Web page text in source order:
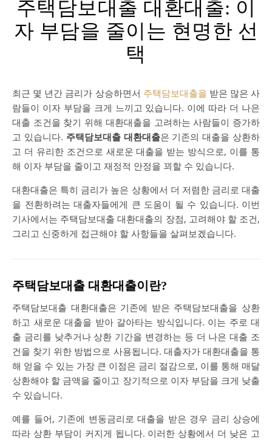
주택담보대출 대환대출: 이
자 부담을 줄이는 현명한 선
택
최근 몇 년간 금리가 상승하면서 주택담보대출을 받은 많은 사
람들이 이자 부담을 크게 느끼고 있습니다. 이에 따라 더 나은
대출 조건을 찾기 위해 대환대출을 고려하는 사람들이 증가하
고 있습니다. 주택담보대출 대환대출은 기존의 대출을 상환하
고 더 유리한 조건으로 새로운 대출을 받는 방식으로, 이를 통
해 이자 부담을 줄이고 재정적 안정을 꾀할 수 있습니다.
대환대출은 특히 금리가 높은 상황에서 더 저렴한 금리로 대출
을 전환하려는 대출자들에게 큰 도움이 될 수 있습니다. 이번
기사에서는 주택담보대출 대환대출의 장점, 고려해야 할 조건,
그리고 신중하게 접근해야 할 사항들을 살펴보겠습니다.
주택담보대출 대환대출이란?
주택담보대출 대환대출은 기존에 받은 주택담보대출을 상환
하고 새로운 대출을 받아 갈아타는 방식입니다. 이는 주로 대
출 금리를 낮추거나 상환 기간을 변경하는 등 더 나은 대출 조
건을 찾기 위한 방법으로 사용됩니다. 대출자가 대환대출을 통
해 얻을 수 있는 가장 큰 이점은 금리 절감으로, 이를 통해 매달
상환해야 할 금액을 줄이고 장기적으로 이자 부담을 크게 낮출
수 있습니다.
예를 들어, 기존에 변동금리로 대출을 받은 경우 금리 상승에
따라 상환 부담이 커지게 됩니다. 이러한 상황에서 더 낮은 고